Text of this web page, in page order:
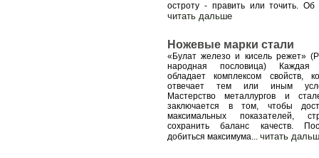
остроту - править или точить. Об
читать дальше
Ножевые марки стали
«Булат железо и кисель режет»
народная пословица) Каждая
обладает комплексом свойств,
отвечает тем или иным
Мастерство металлургов и
заключается в том, чтобы
максимальных показателей,
сохранить баланс качеств.
добиться максимума... читать